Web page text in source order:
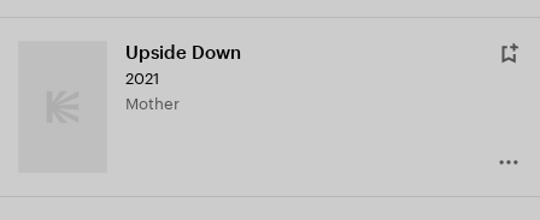
Upside Down
2021
Mother